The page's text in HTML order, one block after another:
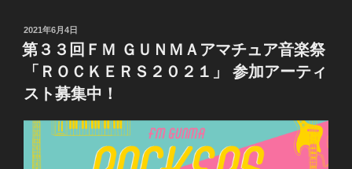
投
稿
日:
2021年6月4日
第３３回ＦＭ ＧＵＮＭＡアマチュア音楽祭
「ＲＯＣＫＥＲＳ２０２１」 参加アーティ
スト募集中！